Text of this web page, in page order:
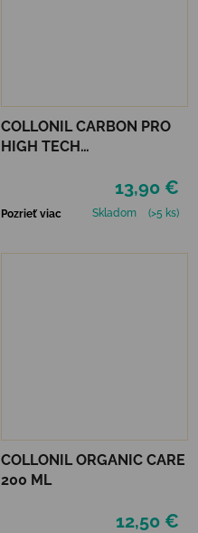
COLLONIL CARBON PRO
HIGH TECH
13,90 €
Pozrieť viac Skladom (>5 ks)
COLLONIL ORGANIC CARE
200 ML
12,50 €